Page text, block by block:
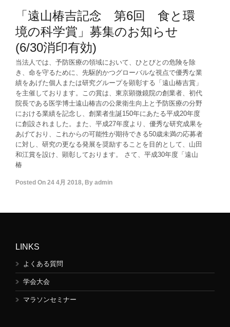
「遠山椿吉記念 第6回 食と環
境の科学賞」募集のお知らせ
(6/30消印有効)
当法人では、予防医療の領域において、ひとびとの危険を除
き、命を守るために、先駆的かつグローバルな視点で優秀な業
績をあげた個人または研究グループを顕彰する「遠山椿吉賞」
を主催しております。この賞は、東京顕微鏡院の創業者、初代
院長である医学博士遠山椿吉の公衆衛生向上と予防医療の分野
における業績を記念し、創業者生誕150年にあたる平成20年度
に創設されました。また、平成27年度より、優秀な研究成果を
あげており、これからの可能性が期待できる50歳未満の応募者
に対し、研究の更なる発展を奨励することを目的として、山田
和江賞を設け、顕彰しております。 さて、平成30年度「遠山
椿
Posted On 24 4月 2018, By admin
LINKS
よくある質問
学会大会
マラソンセミナー